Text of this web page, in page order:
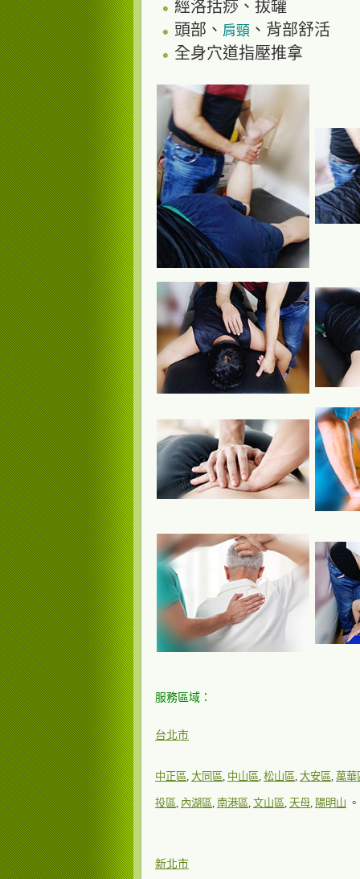
經洛括痧、拔罐
頭部、 肩頸 、背部舒活
全身穴道指壓推拿
服務區域：
台北市
中正區, 大同區, 中山區, 松山區, 大安區, 萬華
投區, 內湖區, 南港區, 文山區, 天母, 陽明山 。
新北市